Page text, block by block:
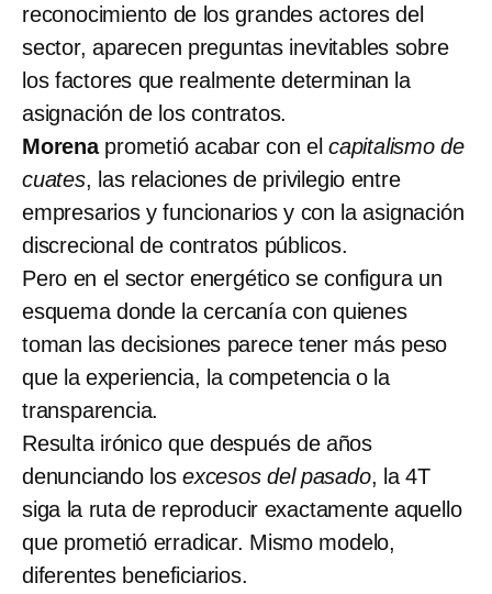
reconocimiento de los grandes actores del
sector, aparecen preguntas inevitables sobre
los factores que realmente determinan la
asignación de los contratos.
Morenaprometió acabar con elcapitalismo de
cuates, las relaciones de privilegio entre
empresarios y funcionarios y con la asignación
discrecional de contratos públicos.
Pero en el sector energético se configura un
esquema donde la cercanía con quienes
toman las decisiones parece tener más peso
que la experiencia, la competencia o la
transparencia.
Resulta irónico que después de años
denunciando losexcesos del pasado, la 4T
siga la ruta de reproducir exactamente aquello
que prometió erradicar. Mismo modelo,
diferentes beneficiarios.